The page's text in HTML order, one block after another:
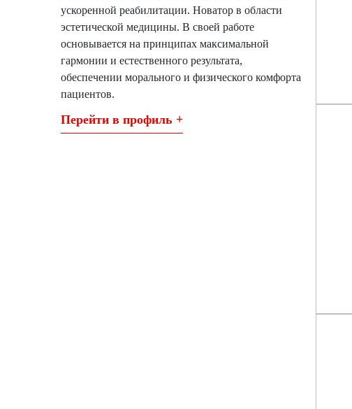
ускоренной реабилитации. Новатор в области
эстетической медицины. В своей работе
основывается на принципах максимальной
гармонии и естественного результата,
обеспечении морального и физического комфорта
пациентов.
Перейти в профиль +